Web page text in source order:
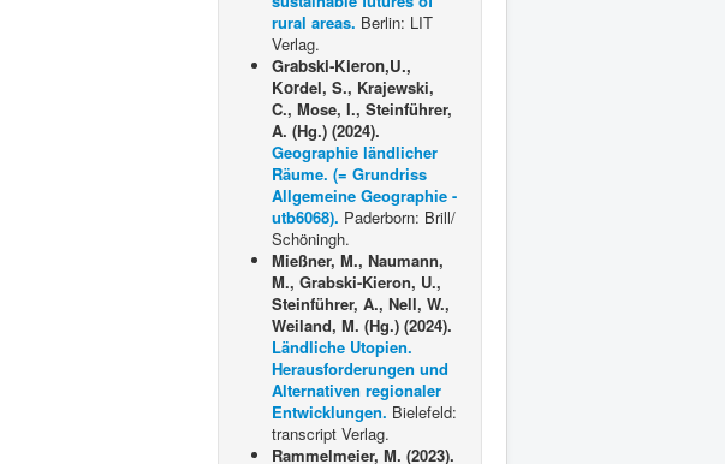
rural areas. Berlin: LIT
Verlag.
Grabski-Kieron,U.,
Kordel, S., Krajewski,
C., Mose, I., Steinführer,
A. (Hg.) (2024).
Geographie ländlicher
Räume. (= Grundriss
Allgemeine Geographie -
utb6068). Paderborn: Brill/
Schöningh.
Mießner, M., Naumann,
M., Grabski-Kieron, U.,
Steinführer, A., Nell, W.,
Weiland, M. (Hg.) (2024).
Ländliche Utopien.
Herausforderungen und
Alternativen regionaler
Entwicklungen. Bielefeld:
transcript Verlag.
Rammelmeier, M. (2023).